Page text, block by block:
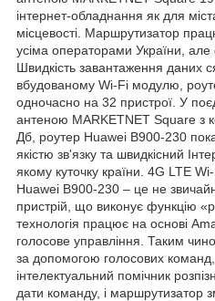
інтернет-обладнання як для
місцевості. Маршрутизатор
усіма операторами України, але
Швидкість завантаження даних
вбудованому Wi-Fi модулю,
одночасно на 32 пристрої. У
антеною MARKETNET Square з
Дб, роутер Huawei B900-230
якістю зв'язку та швидкісний
якому куточку країни. 4G LTE
Huawei B900-230 – це не
пристрій, що виконує функцію
технологія працює на основі
голосове управління. Таким
за допомогою голосових
інтелектуальний помічник
дати команду, і маршрутизатор